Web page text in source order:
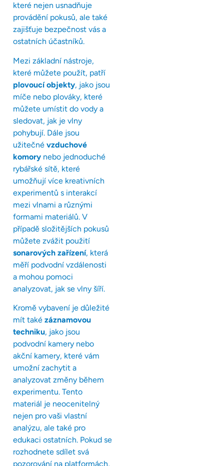
které nejen usnadňuje
provádění pokusů, ale také
zajišťuje bezpečnost vás a
ostatních účastníků.
Mezi základní nástroje,
které můžete použít, patří
plovoucí objekty, jako jsou
míče nebo plováky, které
můžete umístit do vody a
sledovat, jak je vlny
pohybují. Dále jsou
užitečné vzduchové
komory nebo jednoduché
rybářské sítě, které
umožňují více kreativních
experimentů s interakcí
mezi vlnami a různými
formami materiálů. V
případě složitějších pokusů
můžete zvážit použití
sonarových zařízení, která
měří podvodní vzdálenosti
a mohou pomoci
analyzovat, jak se vlny šíří.
Kromě vybavení je důležité
mít také záznamovou
techniku, jako jsou
podvodní kamery nebo
akční kamery, které vám
umožní zachytit a
analyzovat změny během
experimentu. Tento
materiál je neocenitelný
nejen pro vaši vlastní
analýzu, ale také pro
edukaci ostatních. Pokud se
rozhodnete sdílet svá
pozorování na platformách,